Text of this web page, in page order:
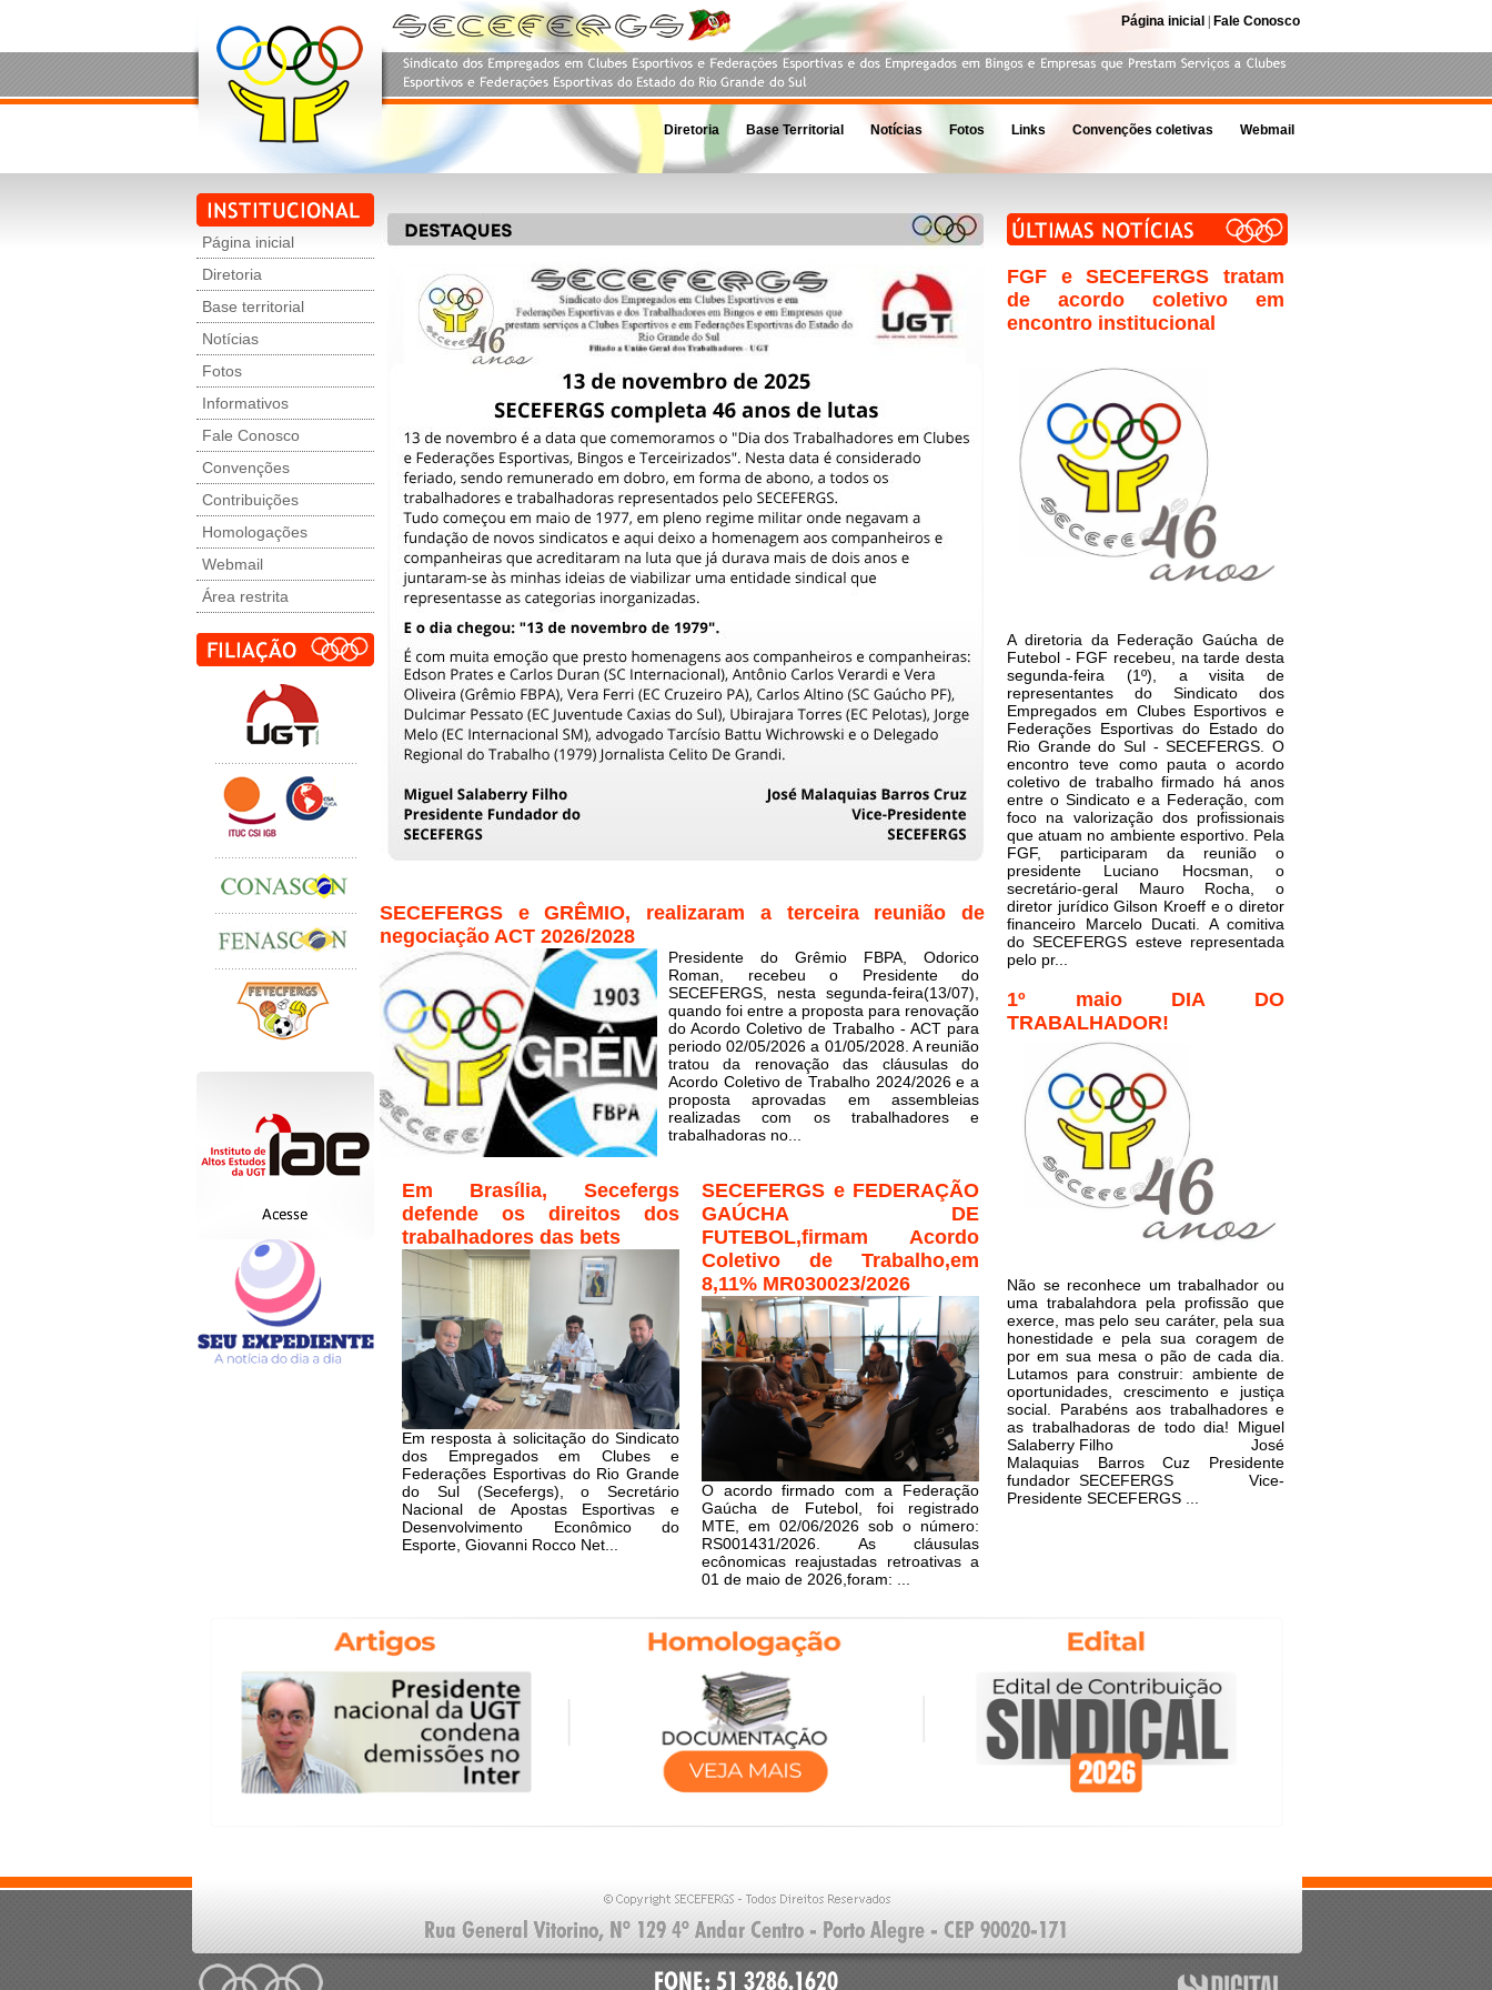
Página inicial Fale Conosco
Diretoria Base Territorial Notícias Fotos Links Convenções coletivas Webmail
Página inicial
Diretoria
Base territorial
Notícias
Fotos
Informativos
Fale Conosco
Convenções
Contribuições
Homologações
Webmail
Área restrita
SECEFERGS e GRÊMIO, realizaram a terceira reunião de
negociação ACT 2026/2028
Presidente do Grêmio FBPA, Odorico
Roman, recebeu o Presidente do
SECEFERGS, nesta segunda-feira(13/07),
quando foi entre a proposta para renovação
do Acordo Coletivo de Trabalho - ACT para
periodo 02/05/2026 a 01/05/2028. A reunião
tratou da renovação das cláusulas do
Acordo Coletivo de Trabalho 2024/2026 e a
proposta aprovadas em assembleias
realizadas com os trabalhadores e
trabalhadoras no...
Em Brasília, Secefergs
defende os direitos dos
trabalhadores das bets
Em resposta à solicitação do Sindicato
dos Empregados em Clubes e
Federações Esportivas do Rio Grande
do Sul (Secefergs), o Secretário
Nacional de Apostas Esportivas e
Desenvolvimento Econômico do
Esporte, Giovanni Rocco Net...
SECEFERGS e FEDERAÇÃO
GAÚCHA DE
FUTEBOL,firmam Acordo
Coletivo de Trabalho,em
8,11% MR030023/2026
O acordo firmado com a Federação
Gaúcha de Futebol, foi registrado
MTE, em 02/06/2026 sob o número:
RS001431/2026. As cláusulas
ecônomicas reajustadas retroativas a
01 de maio de 2026,foram: ...
FGF e SECEFERGS tratam
de acordo coletivo em
encontro institucional
A diretoria da Federação Gaúcha de
Futebol - FGF recebeu, na tarde desta
segunda-feira (1º), a visita de
representantes do Sindicato dos
Empregados em Clubes Esportivos e
Federações Esportivas do Estado do
Rio Grande do Sul - SECEFERGS. O
encontro teve como pauta o acordo
coletivo de trabalho firmado há anos
entre o Sindicato e a Federação, com
foco na valorização dos profissionais
que atuam no ambiente esportivo. Pela
FGF, participaram da reunião o
presidente Luciano Hocsman, o
secretário-geral Mauro Rocha, o
diretor jurídico Gilson Kroeff e o diretor
financeiro Marcelo Ducati. A comitiva
do SECEFERGS esteve representada
pelo pr...
1º maio DIA DO
TRABALHADOR!
Não se reconhece um trabalhador ou
uma trabalahdora pela profissão que
exerce, mas pelo seu caráter, pela sua
honestidade e pela sua coragem de
por em sua mesa o pão de cada dia.
Lutamos para construir: ambiente de
oportunidades, crescimento e justiça
social. Parabéns aos trabalhadores e
as trabalhadoras de todo dia! Miguel
Salaberry Filho José
Malaquias Barros Cuz Presidente
fundador SECEFERGS Vice-
Presidente SECEFERGS ...